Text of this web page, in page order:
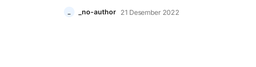
_no-author 21 Desember 2022